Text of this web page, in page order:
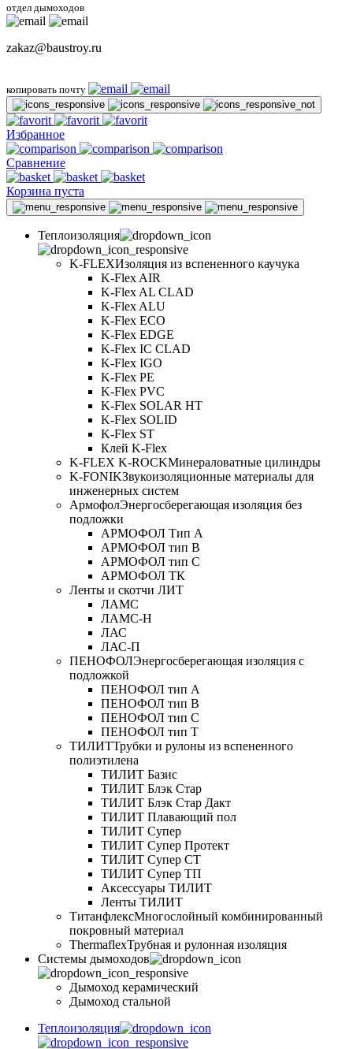
отдел дымоходов
zakaz@baustroy.ru
копировать почту
Избранное
Сравнение
Корзина пуста
Теплоизоляция
K-FLEXИзоляция из вспененного каучука
K-Flex AIR
K-Flex AL CLAD
K-Flex ALU
K-Flex ECO
K-Flex EDGE
K-Flex IC CLAD
K-Flex IGO
K-Flex PE
K-Flex PVC
K-Flex SOLAR HT
K-Flex SOLID
K-Flex ST
Клей K-Flex
K-FLEX K-ROCKМинераловатные цилиндры
K-FONIKЗвукоизоляционные материалы для
инженерных систем
АрмофолЭнергосберегающая изоляция без
подложки
АРМОФОЛ Тип А
АРМОФОЛ тип В
АРМОФОЛ тип C
АРМОФОЛ ТК
Ленты и скотчи ЛИТ
ЛАМС
ЛАМС-Н
ЛАС
ЛАС-П
ПЕНОФОЛЭнергосберегающая изоляция с
подложкой
ПЕНОФОЛ тип А
ПЕНОФОЛ тип B
ПЕНОФОЛ тип C
ПЕНОФОЛ тип T
ТИЛИТТрубки и рулоны из вспененного
полиэтилена
ТИЛИТ Базис
ТИЛИТ Блэк Стар
ТИЛИТ Блэк Стар Дакт
ТИЛИТ Плавающий пол
ТИЛИТ Супер
ТИЛИТ Супер Протект
ТИЛИТ Супер СТ
ТИЛИТ Супер ТП
Аксессуары ТИЛИТ
Ленты ТИЛИТ
ТитанфлексМногослойный комбинированный
покровный материал
ThermaflexТрубная и рулонная изоляция
Cистемы дымоходов
Дымоход керамический
Дымоход стальной
Теплоизоляция